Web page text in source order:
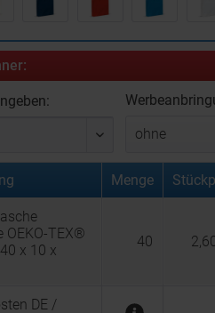
Menge
OEKO-TEX®
x 10 x
40
DE /